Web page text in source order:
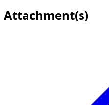
Attachment(s)